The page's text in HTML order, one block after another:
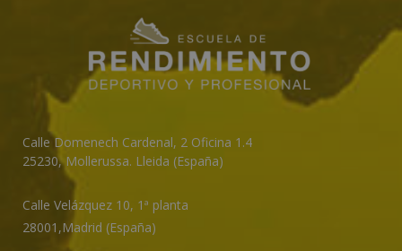
Calle Domenech Cardenal, 2 Oficina 1.4
25230, Mollerussa. Lleida (España)
Calle Velázquez 10, 1ª planta
28001,Madrid (España)